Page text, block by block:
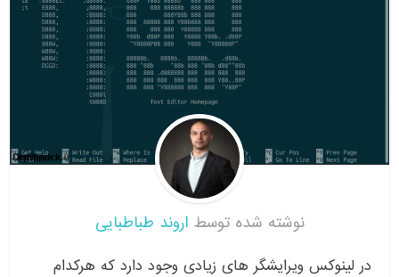
نوشته شده توسط اروند طباطبایی
در لینوکس ویرایشگر های زیادی وجود دارد که هرکدام